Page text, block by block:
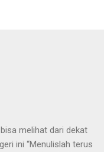
melihat dari dekat
ini “Menulislah terus